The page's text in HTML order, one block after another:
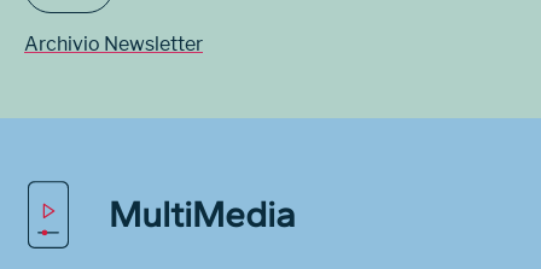
Archivio Newsletter
MultiMedia